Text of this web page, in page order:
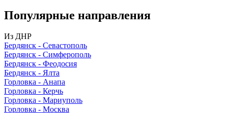
Популярные направления
Из ДНР
Бердянск - Севастополь
Бердянск - Симферополь
Бердянск - Феодосия
Бердянск - Ялта
Горловка - Анапа
Горловка - Керчь
Горловка - Мариуполь
Горловка - Москва